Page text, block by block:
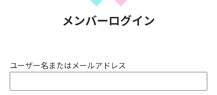
メンバーログイン
ユーザー名またはメールアドレス